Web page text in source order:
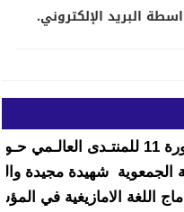
البريد الإلكتروني.
الجمعوية شهيدة مجيدة
اللغة الامازيغية في